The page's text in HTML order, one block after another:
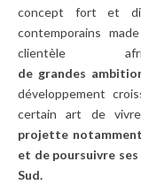
concept fort et
contemporains
clientèle
de grandes
développement
certain art de
projette
et de poursuivre
Sud.